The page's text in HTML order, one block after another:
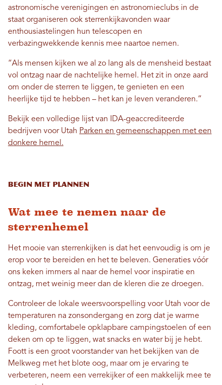
astronomische verenigingen en astronomieclubs in de
staat organiseren ook sterrenkijkavonden waar
enthousiastelingen hun telescopen en
verbazingwekkende kennis mee naartoe nemen.
“Als mensen kijken we al zo lang als de mensheid bestaat
vol ontzag naar de nachtelijke hemel. Het zit in onze aard
om onder de sterren te liggen, te genieten en een
heerlijke tijd te hebben – het kan je leven veranderen.”
Bekijk een volledige lijst van IDA-geaccrediteerde
bedrijven voor Utah Parken en gemeenschappen met een
donkere hemel.
Begin met plannen
Wat mee te nemen naar de
sterrenhemel
Het mooie van sterrenkijken is dat het eenvoudig is om je
erop voor te bereiden en het te beleven. Generaties vóór
ons keken immers al naar de hemel voor inspiratie en
ontzag, met weinig meer dan de kleren die ze droegen.
Controleer de lokale weersvoorspelling voor Utah voor de
temperaturen na zonsondergang en zorg dat je warme
kleding, comfortabele opklapbare campingstoelen of een
deken om op te liggen, wat snacks en water bij je hebt.
Foott is een groot voorstander van het bekijken van de
Melkweg met het blote oog, maar om je ervaring te
verbeteren, neem een ​​verrekijker of een makkelijk mee te